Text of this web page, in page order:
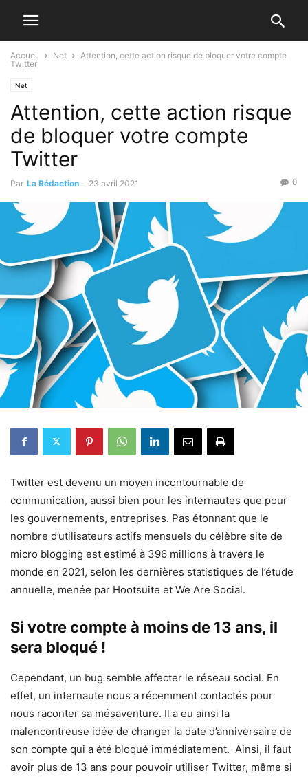
Accueil Net
Attention, cette action risque de bloquer votre compte
Twitter
Net
Attention, cette action risque
de bloquer votre compte
Twitter
Par La Rédaction - 23 avril 2021 0
Twitter est devenu un moyen incontournable de
communication, aussi bien pour les internautes que pour
les gouvernements, entreprises. Pas étonnant que le
nombre d’utilisateurs actifs mensuels du célèbre site de
micro blogging est estimé à 396 millions à travers le
monde en 2021, selon les dernières statistiques de l’étude
annuelle, menée par Hootsuite et We Are Social.
Si votre compte à moins de 13 ans, il
sera bloqué !
Cependant, un bug semble affecter le réseau social. En
effet, un internaute nous a récemment contactés pour
nous raconter sa mésaventure. Il a eu ainsi la
malencontreuse idée de changer la date d’anniversaire de
son compte qui a été bloqué immédiatement. Ainsi, il faut
avoir plus de 13 ans pour pouvoir utiliser Twitter, même si